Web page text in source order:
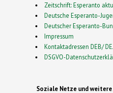
Zeitschrift: Esperanto
Deutsche Esperanto-
Deutscher Esperanto-
Impressum
Kontaktadressen DEB/
DSGVO-
Soziale Netze und